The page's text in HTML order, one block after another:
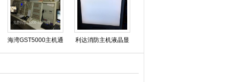
海湾GST5000主机通
讯故障？
利达消防主机液晶显
示白屏原因？